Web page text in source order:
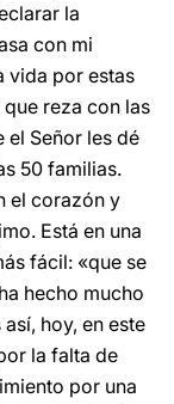
la
con mi
vida por estas
reza con las
el Señor les dé
50 familias.
el corazón y
Está en una
fácil: «que se
hecho mucho
hoy, en este
la falta de
por una